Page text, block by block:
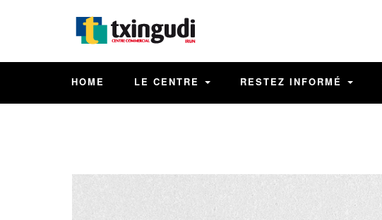
HOME LE CENTRE RESTEZ INFORMÉ